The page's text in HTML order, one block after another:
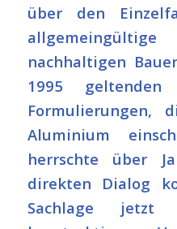
über den
nachhaltigen
1995
Formulierungen,
Aluminium
herrschte über
direkten Dialog
Sachlage